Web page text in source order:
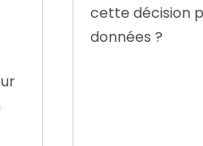
cette décision
données ?